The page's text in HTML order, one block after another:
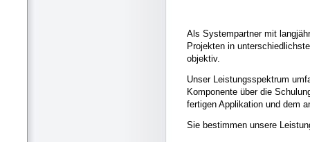
Als Systempartner mit
Projekten in
objektiv.
Unser Leistungsspektrum
Komponente über die
fertigen Applikation und dem
Sie bestimmen unsere